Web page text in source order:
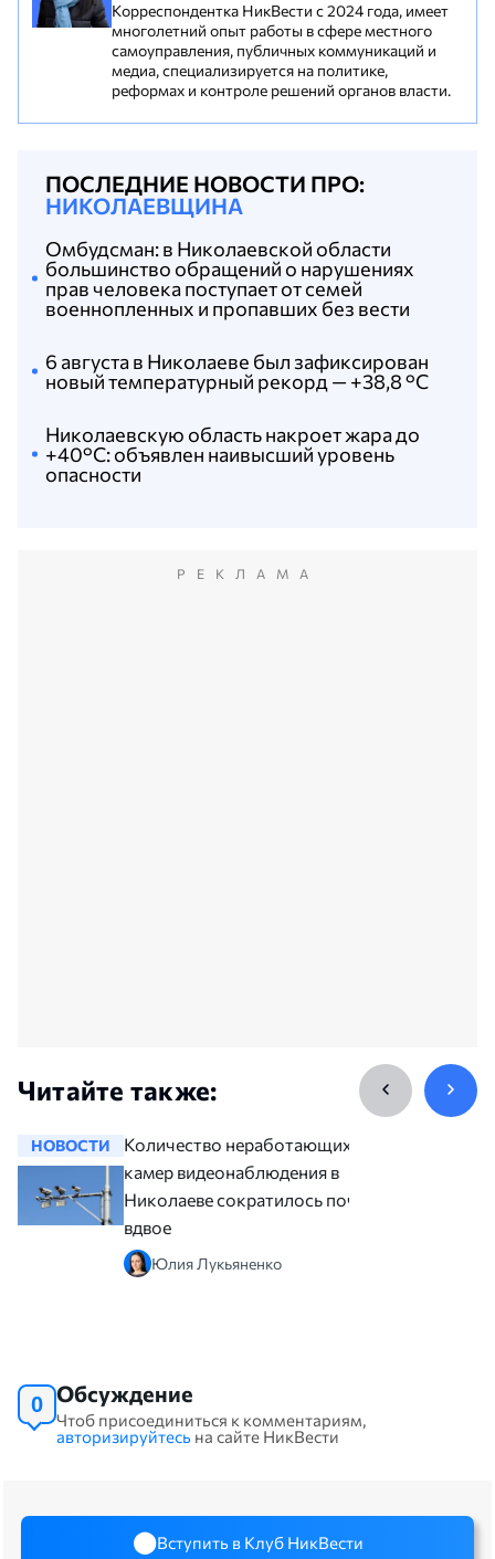
Корреспондентка НикВести с 2024 года, имеет
многолетний опыт работы в сфере местного
самоуправления, публичных коммуникаций и
медиа, специализируется на политике,
реформах и контроле решений органов власти.
ПОСЛЕДНИЕ НОВОСТИ ПРО:
НИКОЛАЕВЩИНА
Николаевскую область накроет жара до
+40°C: объявлен наивысший уровень
опасности
6 августа в Николаеве был зафиксирован
новый температурный рекорд — +38,8 °С
Омбудсман: в Николаевской области
большинство обращений о нарушениях
прав человека поступает от семей
военнопленных и пропавших без вести
РЕКЛАМА
Читайте также:
НОВОСТИ
Количество неработающих
камер видеонаблюдения в
Николаеве сократилось почти
вдвое
Юлия Лукьяненко
0 Обсуждение
Чтоб присоединиться к комментариям,
авторизируйтесь на сайте НикВести
Вступить в Клуб НикВести